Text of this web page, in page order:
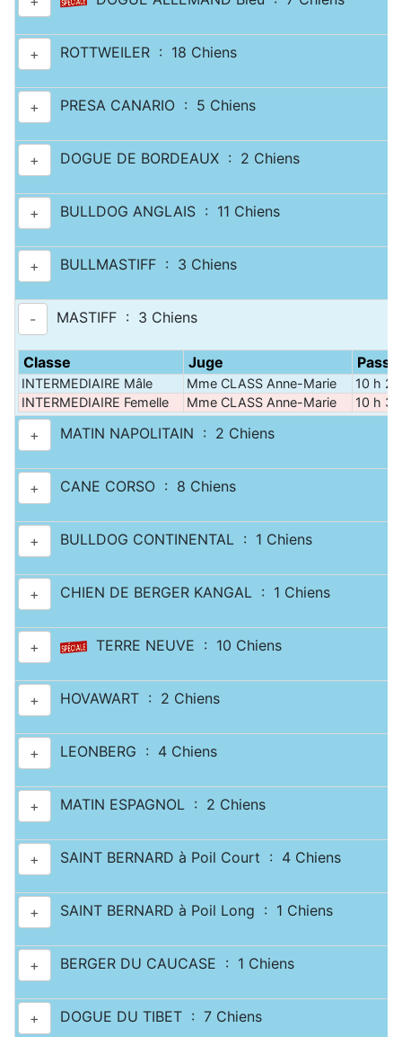
+ ROTTWEILER : 18 Chiens
+ PRESA CANARIO : 5 Chiens
+ DOGUE DE BORDEAUX : 2 Chiens
+ BULLDOG ANGLAIS : 11 Chiens
+ BULLMASTIFF : 3 Chiens
- MASTIFF : 3 Chiens
Classe Juge
INTERMEDIAIRE Mâle Mme CLASS Anne-Marie
10 h 25
INTERMEDIAIRE Femelle
Mme CLASS Anne-Marie 10 h 35
+ MATIN NAPOLITAIN : 2 Chiens
+ CANE CORSO : 8 Chiens
+ BULLDOG CONTINENTAL : 1 Chiens
+ CHIEN DE BERGER KANGAL : 1 Chiens
+ TERRE NEUVE : 10 Chiens
+ HOVAWART : 2 Chiens
+ LEONBERG : 4 Chiens
+ MATIN ESPAGNOL : 2 Chiens
+ SAINT BERNARD à Poil Court : 4 Chiens
+ SAINT BERNARD à Poil Long : 1 Chiens
+ BERGER DU CAUCASE : 1 Chiens
+ DOGUE DU TIBET : 7 Chiens